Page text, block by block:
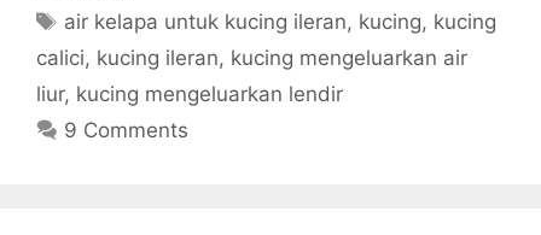
Tags
air kelapa untuk kucing ileran, kucing, kucing
calici, kucing ileran, kucing mengeluarkan air
liur, kucing mengeluarkan lendir
9 Comments